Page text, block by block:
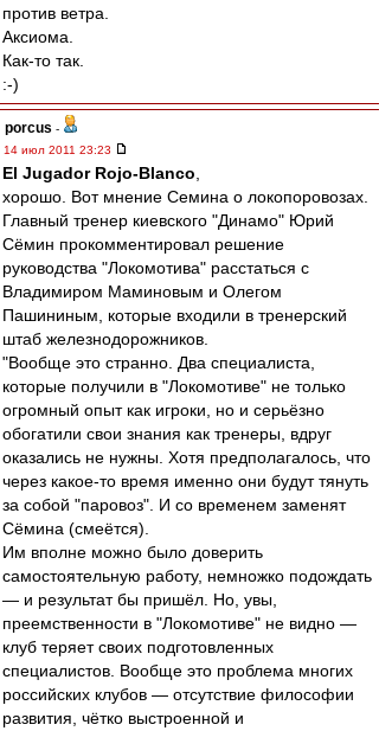
против ветра.
Аксиома.
Как-то так.
:-)
porcus -
14 июл 2011 23:23
El Jugador Rojo-Blanco
хорошо. Вот мнение Семина о локопоровозах.
Главный тренер киевского "Динамо" Юрий
Сёмин прокомментировал решение
руководства "Локомотива" расстаться с
Владимиром Маминовым и Олегом
Пашининым, которые входили в тренерский
штаб железнодорожников.
"Вообще это странно. Два специалиста,
которые получили в "Локомотиве" не только
огромный опыт как игроки, но и серьёзно
обогатили свои знания как тренеры, вдруг
оказались не нужны. Хотя предполагалось, что
через какое-то время именно они будут тянуть
за собой "паровоз". И со временем заменят
Сёмина (смеётся).
Им вполне можно было доверить
самостоятельную работу, немножко подождать
— и результат бы пришёл. Но, увы,
преемственности в "Локомотиве" не видно —
клуб теряет своих подготовленных
специалистов. Вообще это проблема многих
российских клубов — отсутствие философии
развития, чётко выстроенной и